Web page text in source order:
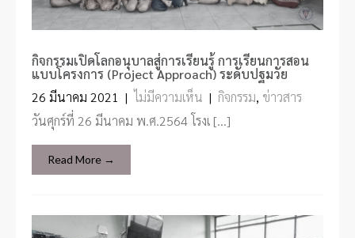
กิจกรรมเปิดโลกอนุบาลสู่การเรียนรู้ การเรียนการสอน
แบบโครงการ (Project Approach) ระดับปฐมวัย
26 มีนาคม 2021 | ไม่มีความเห็น | กิจกรรม, ข่าวสาร
วันศุกร์ที่ 26 มีนาคม พ.ศ.2564 โรงเ […]
Read More →